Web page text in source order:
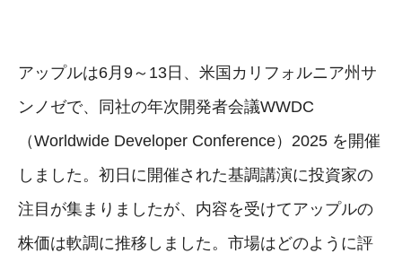
アップルは6月9～13日、米国カリフォルニア州サ
ンノゼで、同社の年次開発者会議WWDC
（Worldwide Developer Conference）2025 を開催
しました。初日に開催された基調講演に投資家の
注目が集まりましたが、内容を受けてアップルの
株価は軟調に推移しました。市場はどのように評